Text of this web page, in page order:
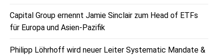
Capital Group ernennt Jamie Sinclair zum Head of ETFs
für Europa und Asien-Pazifik
Philipp Löhrhoff wird neuer Leiter Systematic Mandate &